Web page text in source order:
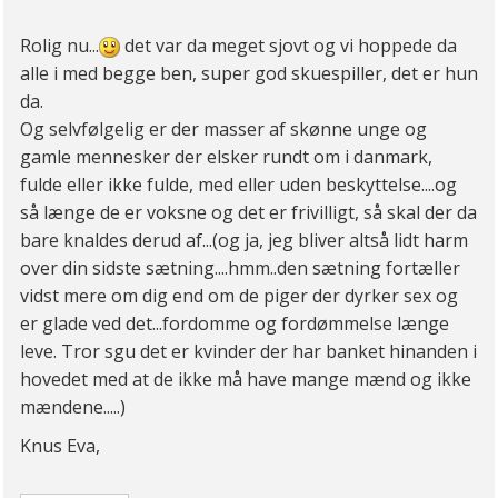
dansk pige.
WHAT?? ja, undskyld, men hvordan kan hun
En tøs der har været fuld, bollet UDEN
beskyttelse med en fremmed udenlands fyr hun
ikke kendte navnet på??
Ih ja, særdeles god reklame for danmark, bare
kom hertil, der er billige fulde piger der gerne
boller.
Rolig nu...
det var da meget sjovt og vi hoppede da
alle i med begge ben, super god skuespiller, det er hun
da.
Og selvfølgelig er der masser af skønne unge og
gamle mennesker der elsker rundt om i danmark,
fulde eller ikke fulde, med eller uden beskyttelse....og
så længe de er voksne og det er frivilligt, så skal der da
bare knaldes derud af...(og ja, jeg bliver altså lidt harm
over din sidste sætning....hmm..den sætning fortæller
vidst mere om dig end om de piger der dyrker sex og
er glade ved det...fordomme og fordømmelse længe
leve. Tror sgu det er kvinder der har banket hinanden i
hovedet med at de ikke må have mange mænd og ikke
mændene.....)
Knus Eva,